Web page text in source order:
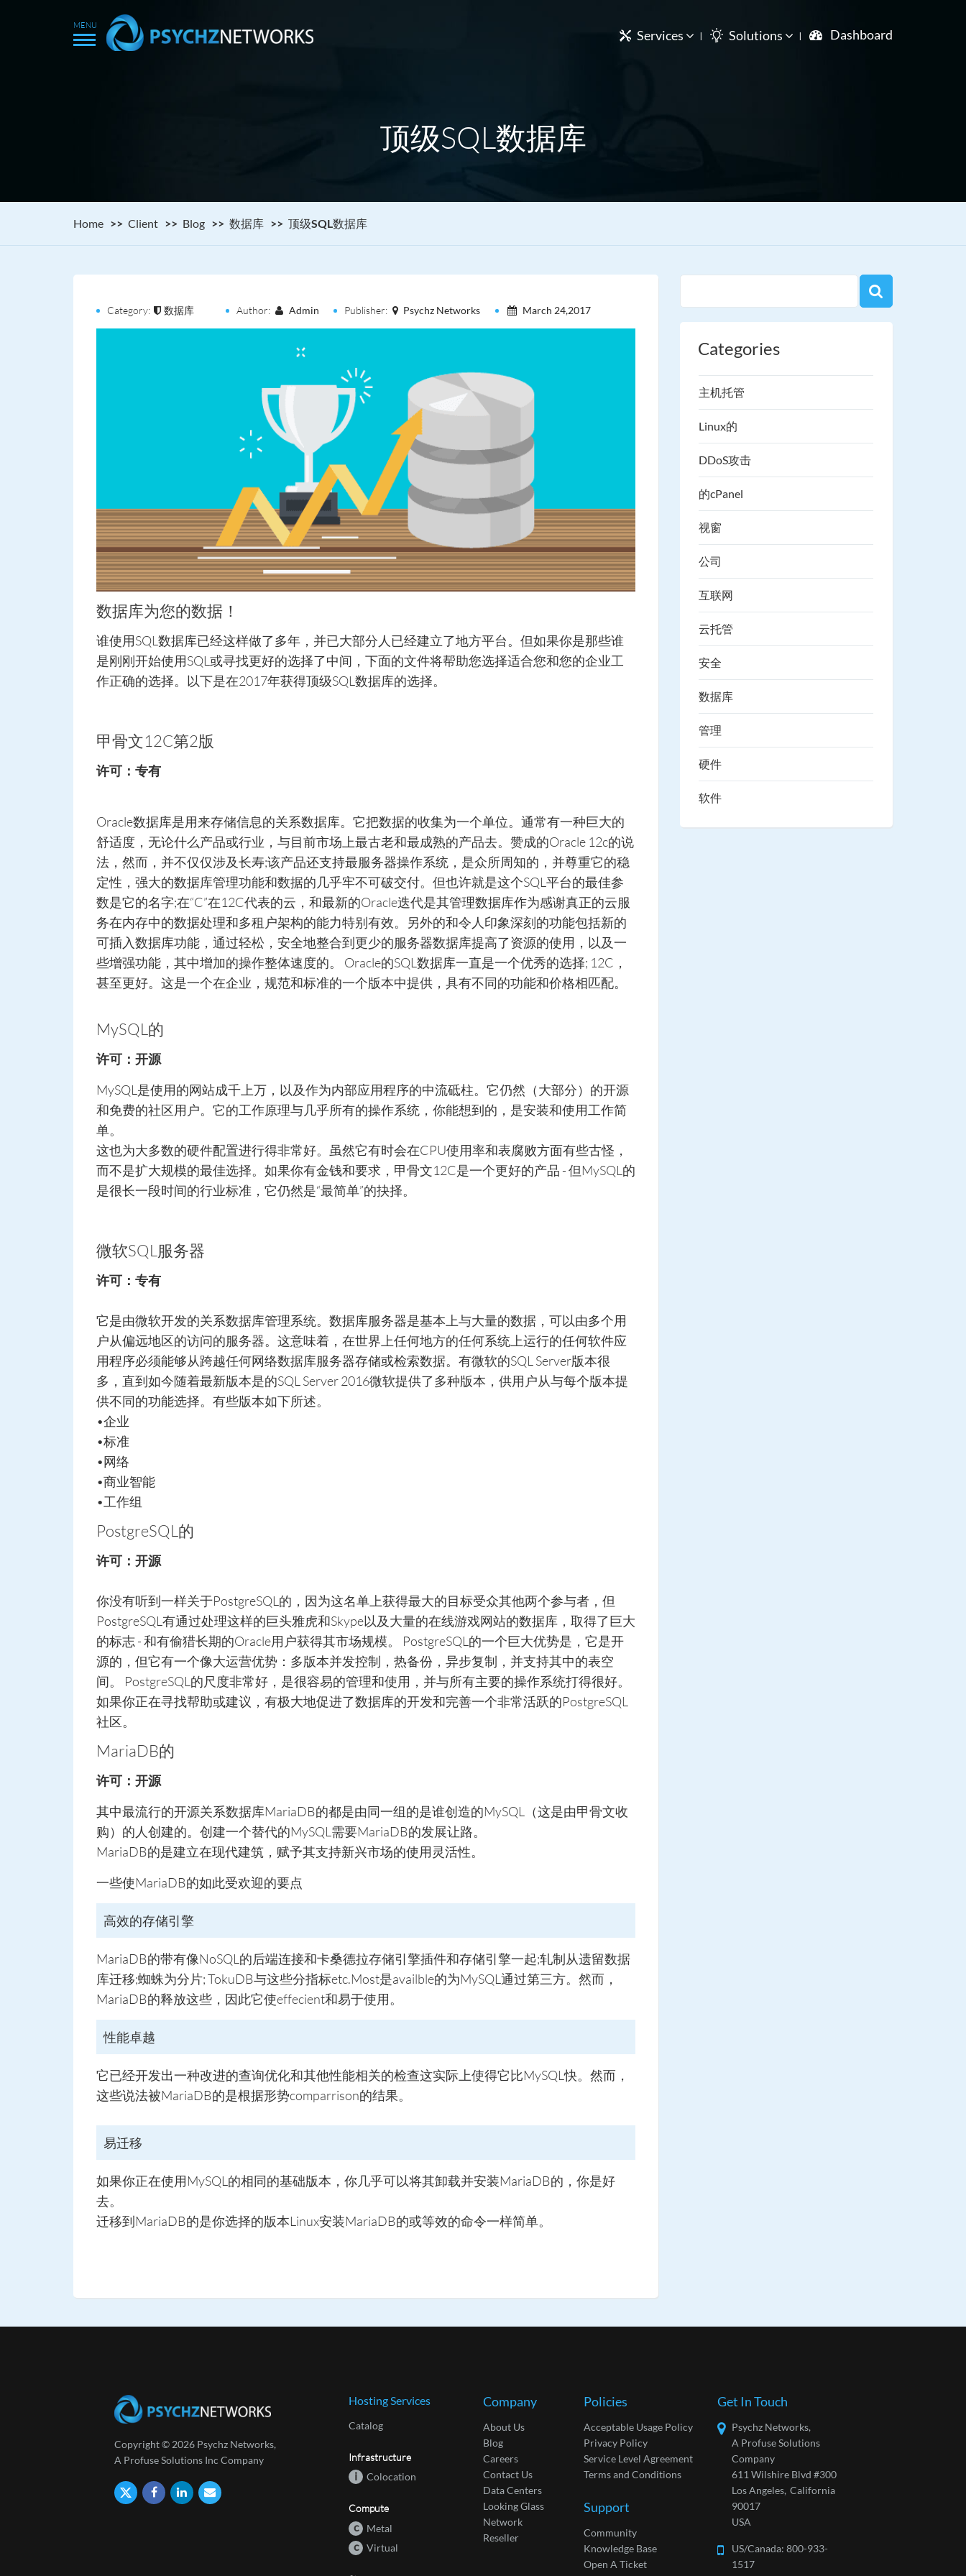
Services Solutions Dashboard
顶级SQL数据库
Home Client Blog 数据库 顶级SQL数据库
Category: 数据库 Author: Admin Publisher: Psychz Networks March 24,2017
数据库为您的数据！
谁使用SQL数据库已经这样做了多年，并已大部分人已经建立了地方平台。但如果你是那些谁
是刚刚开始使用SQL或寻找更好的选择了中间，下面的文件将帮助您选择适合您和您的企业工
作正确的选择。以下是在2017年获得顶级SQL数据库的选择。
甲骨文12C第2版
许可：专有
Oracle数据库是用来存储信息的关系数据库。它把数据的收集为一个单位。通常有一种巨大的
舒适度，无论什么产品或行业，与目前市场上最古老和最成熟的产品去。赞成的Oracle 12c的说
法，然而，并不仅仅涉及长寿;该产品还支持最服务器操作系统，是众所周知的，并尊重它的稳
定性，强大的数据库管理功能和数据的几乎牢不可破交付。但也许就是这个SQL平台的最佳参
数是它的名字;在“C”在12C代表的云，和最新的Oracle迭代是其管理数据库作为感谢真正的云服
务在内存中的数据处理和多租户架构的能力特别有效。另外的和令人印象深刻的功能包括新的
可插入数据库功能，通过轻松，安全地整合到更少的服务器数据库提高了资源的使用，以及一
些增强功能，其中增加的操作整体速度的。 Oracle的SQL数据库一直是一个优秀的选择; 12C，
甚至更好。这是一个在企业，规范和标准的一个版本中提供，具有不同的功能和价格相匹配。
MySQL的
许可：开源
MySQL是使用的网站成千上万，以及作为内部应用程序的中流砥柱。它仍然（大部分）的开源
和免费的社区用户。它的工作原理与几乎所有的操作系​​统，你能想到的，是安装和使用工作简
单。
这也为大多数的硬件配置进行得非常好。虽然它有时会在CPU使用率和表腐败方面有些古怪，
而不是扩大规模的最佳选择。如果你有金钱和要求，甲骨文12C是一个更好的产品 - 但MySQL的
是很长一段时间的行业标准，它仍然是“最简单”的抉择。
微软SQL服务器
许可：专有
它是由微软开发的关系数据库管理系统。数据库服务器是基本上与大量的数据，可以由多个用
户从偏远地区的访问的服务器。这意味着，在世界上任何地方的任何系统上运行的任何软件应
用程序必须能够从跨越任何网络数据库服务器存储或检索数据。有微软的SQL Server版本很
多，直到如今随着最新版本是的SQL Server 2016微软提供了多种版本，供用户从与每个版本提
供不同的功能选择。有些版本如下所述。
•企业
•标准
•网络
•商业智能
•工作组
PostgreSQL的
许可：开源
你没有听到一样关于PostgreSQL的，因为这名单上获得最大的目标受众其他两个参与者，但
PostgreSQL有通过处理这样的巨头雅虎和Skype以及大量的在线游戏网站的数据库，取得了巨大
的标志 - 和有偷猎长期的Oracle用户获得其市场规模。 PostgreSQL的一个巨大优势是，它是开
源的，但它有一个像大运营优势：多版本并发控制，热备份，异步复制，并支持其中的表空
间。 PostgreSQL的尺度非常好，是很容易的管理和使用，并与所有主要的操作系统打得很好。
如果你正在寻找帮助或建议，有极大地促进了数据库的开发和完善一个非常活跃的PostgreSQL
社区。
MariaDB的
许可：开源
其中最流行的开源关系数据库MariaDB的都是由同一组的是谁创造的MySQL（这是由甲骨文收
购）的人创建的。创建一个替代的MySQL需要MariaDB的发展让路。
MariaDB的是建立在现代建筑，赋予其支持新兴市场的使用灵活性。
一些使MariaDB的如此受欢迎的要点
高效的存储引擎
MariaDB的带有像NoSQL的后端连接和卡桑德拉存储引擎插件和存储引擎一起;轧制从遗留数据
库迁移;蜘蛛为分片; TokuDB与这些分指标etc.Most是availble的为MySQL通过第三方。然而，
MariaDB的释放这些，因此它使effecient和易于使用。
性能卓越
它已经开发出一种改进的查询优化和其他性能相关的检查这实际上使得它比MySQL快。然而，
这些说法被MariaDB的是根据形势comparrison的结果。
易迁移
如果你正在使用MySQL的相同的基础版本，你几乎可以将其卸载并安装MariaDB的，你是好
去。
迁移到MariaDB的是你选择的版本Linux安装MariaDB的或等效的命令一样简单。
Categories
主机托管
Linux的
DDoS攻击
的cPanel
视窗
公司
互联网
云托管
安全
数据库
管理
硬件
软件
Copyright © 2026 Psychz Networks,
A Profuse Solutions Inc Company
Hosting Services
Catalog
Infrastructure
i Colocation
Compute
c Metal
c Virtual
Company
About Us
Blog
Careers
Contact Us
Data Centers
Looking Glass
Network
Reseller
Policies
Acceptable Usage Policy
Privacy Policy
Service Level Agreement
Terms and Conditions
Support
Community
Knowledge Base
Open A Ticket
Get In Touch
Psychz Networks,
A Profuse Solutions
Company
611 Wilshire Blvd #300
Los Angeles, California
90017
USA
US/Canada:800-933-
1517